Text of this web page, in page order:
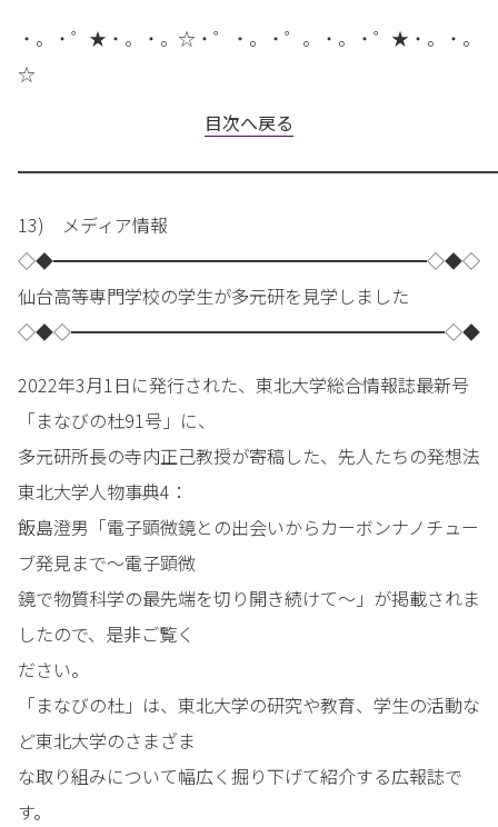
・。・゜★・。・。☆・゜・。・゜。・。・゜★・。・。
☆
目次へ戻る
13) メディア情報
◇◆━━━━━━━━━━━━━━━━━━━━━◇◆◇
仙台高等専門学校の学生が多元研を見学しました
◇◆◇━━━━━━━━━━━━━━━━━━━━━◇◆
2022年3月1日に発行された、東北大学総合情報誌最新号
「まなびの杜91号」に、
多元研所長の寺内正己教授が寄稿した、先人たちの発想法
東北大学人物事典4：
飯島澄男「電子顕微鏡との出会いからカーボンナノチュー
ブ発見まで～電子顕微
鏡で物質科学の最先端を切り開き続けて～」が掲載されま
したので、是非ご覧く
ださい。
「まなびの杜」は、東北大学の研究や教育、学生の活動な
ど東北大学のさまざま
な取り組みについて幅広く掘り下げて紹介する広報誌で
す。